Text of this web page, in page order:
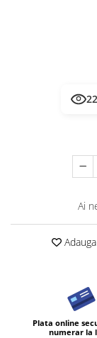
22
Ai
Plata online
numerar la